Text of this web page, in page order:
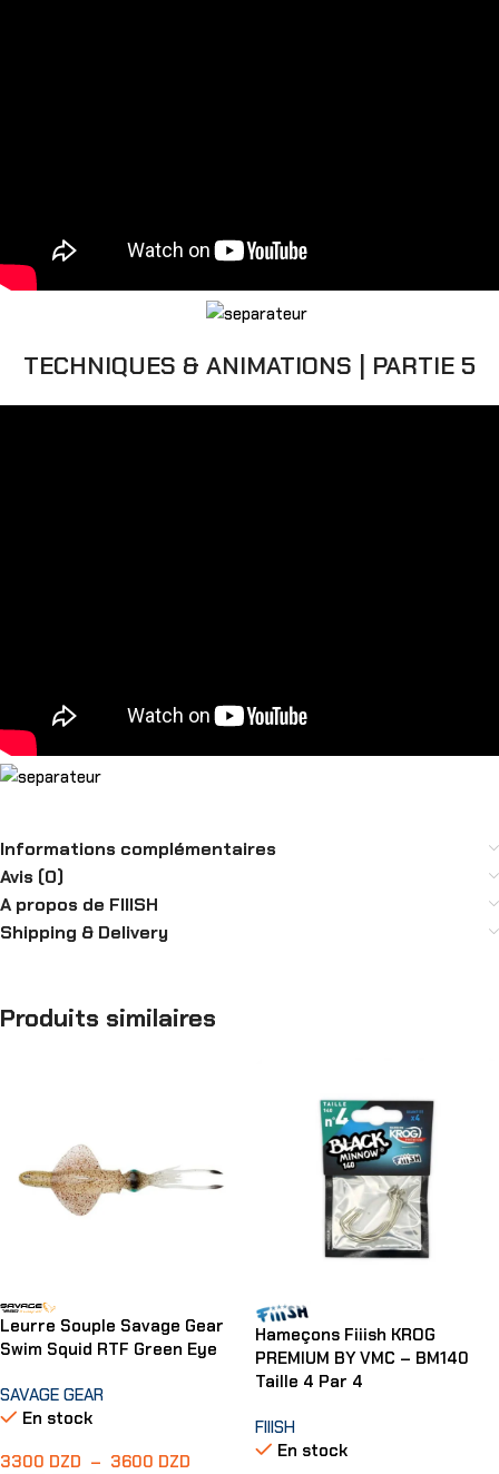
TECHNIQUES & ANIMATIONS | PARTIE 5
Informations complémentaires
Avis (0)
A propos de FIIISH
Shipping & Delivery
Produits similaires
Leurre Souple Savage Gear
Swim Squid RTF Green Eye
SAVAGE GEAR
En stock
3300 DZD – 3600 DZD
Hameçons Fiiish KROG
PREMIUM BY VMC – BM140
Taille 4 Par 4
FIIISH
En stock